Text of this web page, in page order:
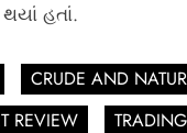
હતાં.
CRUDE AND
REVIEW